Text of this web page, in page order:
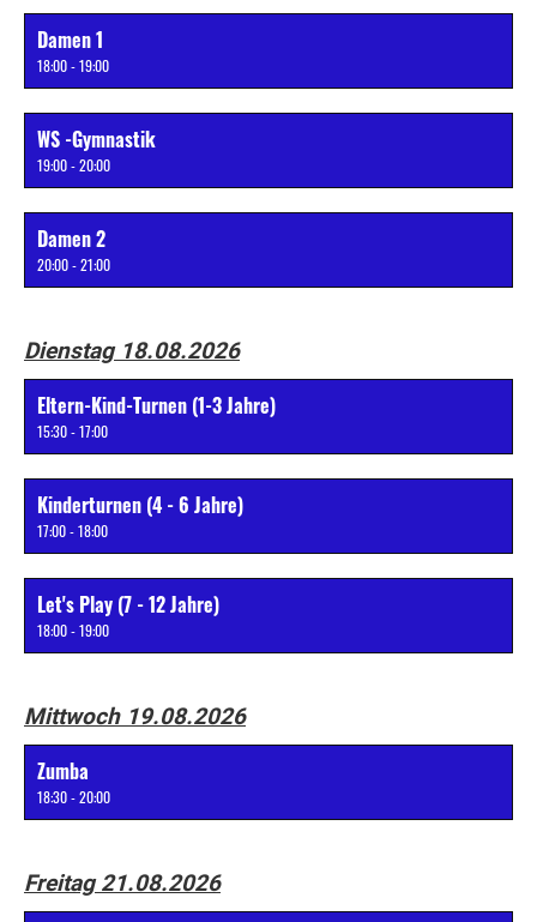
Damen 1
18:00 - 19:00
WS -Gymnastik
19:00 - 20:00
Damen 2
20:00 - 21:00
Dienstag 18.08.2026
Eltern-Kind-Turnen (1-3 Jahre)
15:30 - 17:00
Kinderturnen (4 - 6 Jahre)
17:00 - 18:00
Let's Play (7 - 12 Jahre)
18:00 - 19:00
Mittwoch 19.08.2026
Zumba
18:30 - 20:00
Freitag 21.08.2026